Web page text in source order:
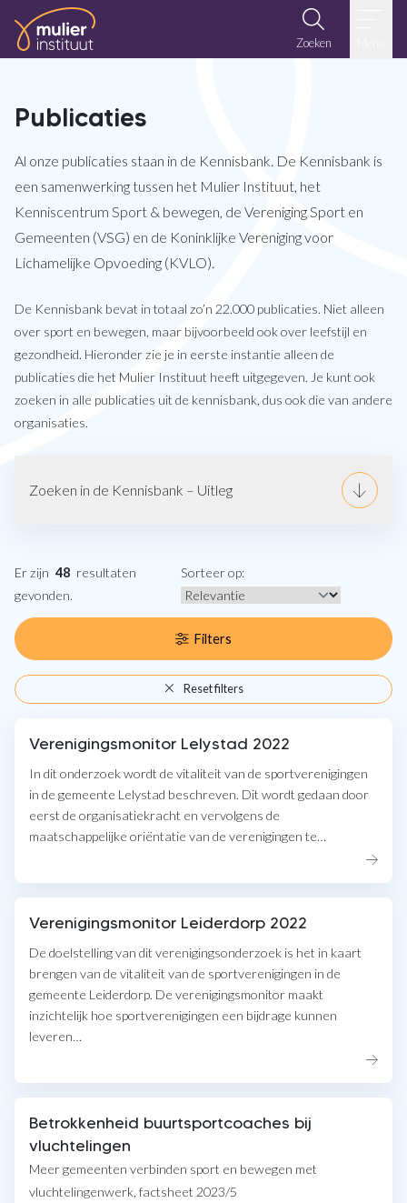
Ga naar de inhoud
Zoeken
Publicaties
Al onze publicaties staan in de Kennisbank. De Kennisbank is
een samenwerking tussen het Mulier Instituut, het
Kenniscentrum Sport & bewegen, de Vereniging Sport en
Gemeenten (VSG) en de Koninklijke Vereniging voor
Lichamelijke Opvoeding (KVLO).
De Kennisbank bevat in totaal zo’n 22.000 publicaties. Niet alleen
over sport en bewegen, maar bijvoorbeeld ook over leefstijl en
gezondheid. Hieronder zie je in eerste instantie alleen de
publicaties die het Mulier Instituut heeft uitgegeven. Je kunt ook
zoeken in alle publicaties uit de kennisbank, dus ook die van andere
organisaties.
Zoeken in de Kennisbank – Uitleg
Er zijn 48 resultaten
gevonden.
Sorteer op:
Filters
Reset filters
Verenigingsmonitor Lelystad 2022
In dit onderzoek wordt de vitaliteit van de sportverenigingen
in de gemeente Lelystad beschreven. Dit wordt gedaan door
eerst de organisatiekracht en vervolgens de
maatschappelijke oriëntatie van de verenigingen te…
Verenigingsmonitor Leiderdorp 2022
De doelstelling van dit verenigingsonderzoek is het in kaart
brengen van de vitaliteit van de sportverenigingen in de
gemeente Leiderdorp. De verenigingsmonitor maakt
inzichtelijk hoe sportverenigingen een bijdrage kunnen
leveren…
Betrokkenheid buurtsportcoaches bij
vluchtelingen
Meer gemeenten verbinden sport en bewegen met
vluchtelingenwerk, factsheet 2023/5